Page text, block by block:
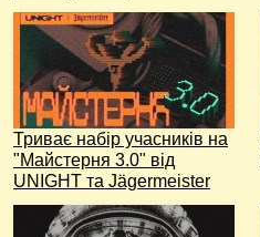
Триває набір учасників на
"Майстерня 3.0" від
UNIGHT та Jägermeister